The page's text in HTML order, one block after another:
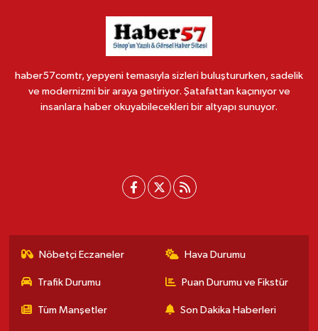
haber57comtr, yepyeni temasıyla sizleri buluştururken, sadelik
ve modernizmi bir araya getiriyor. Şatafattan kaçınıyor ve
insanlara haber okuyabilecekleri bir altyapı sunuyor.
Nöbetçi Eczaneler Hava Durumu
Trafik Durumu Puan Durumu ve Fikstür
Tüm Manşetler Son Dakika Haberleri